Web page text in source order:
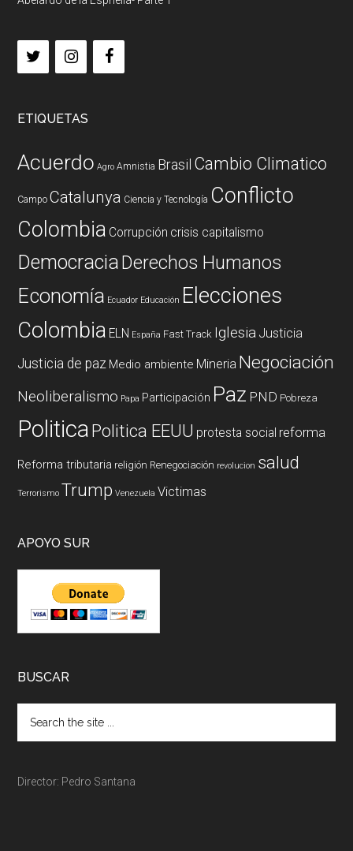
ETIQUETAS
Acuerdo Agro Amnistia Brasil Cambio Climatico
Campo Catalunya Ciencia y Tecnología Conflicto
Colombia Corrupción crisis capitalismo
DemocraciaDerechos Humanos
Economía Ecuador Educación Elecciones
Colombia ELN España Fast Track Iglesia Justicia
Justicia de paz Medio ambiente Mineria Negociación
Neoliberalismo Papa Participación Paz PND Pobreza
PoliticaPolitica EEUU protesta social reforma
Reforma tributaria religión Renegociación revolucion salud
Terrorismo Trump Venezuela Victimas
APOYO SUR
BUSCAR
Director: Pedro Santana